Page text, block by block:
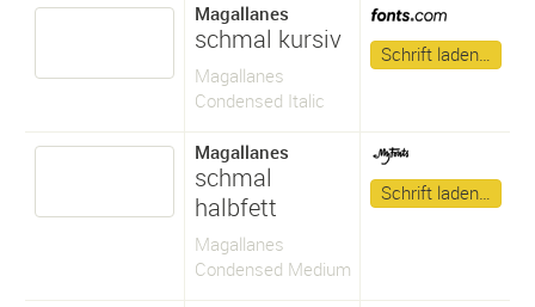
Magallanes
schmal kursiv
Magallanes
Condensed Italic
Schrift laden…
Magallanes
schmal
halbfett
Magallanes
Condensed Medium
Schrift laden…